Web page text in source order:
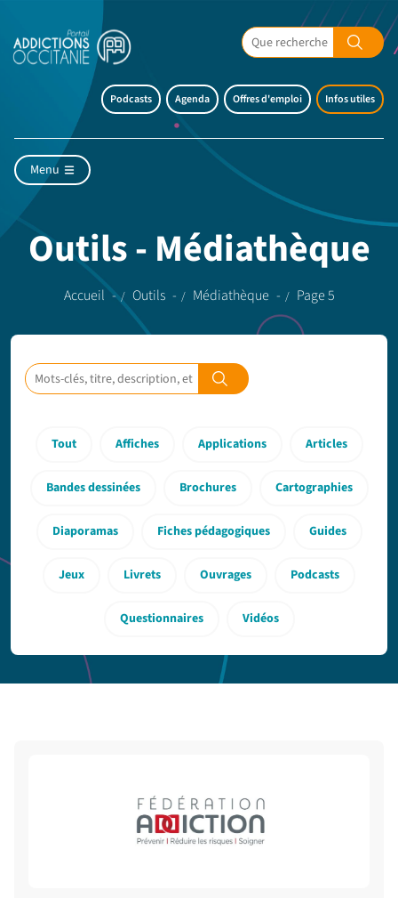
Podcasts Agenda Offres d'emploi Infos utiles
Menu
Outils - Médiathèque
Accueil Outils Médiathèque Page 5
Tout Affiches Applications Articles
Bandes dessinées Brochures Cartographies
Diaporamas Fiches pédagogiques Guides
Jeux Livrets Ouvrages Podcasts
Questionnaires Vidéos